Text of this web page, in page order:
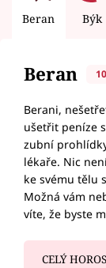
Beran Býk
Beran
Berani,
ušetřit peníze
zubní
lékaře. Nic
ke svému tělu
Možná vám
víte, že byste
CELÝ